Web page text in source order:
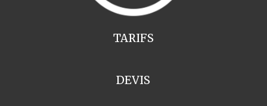
TARIFS
DEVIS